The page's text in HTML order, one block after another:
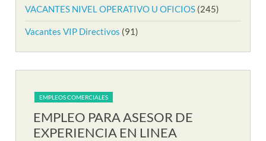
VACANTES NIVEL OPERATIVO U OFICIOS (245)
Vacantes VIP Directivos (91)
EMPLEOS COMERCIALES
EMPLEO PARA AUXILIAR DE
SOPORTE REMOTO